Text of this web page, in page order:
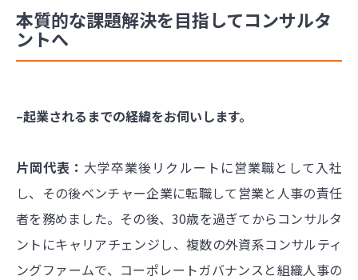
本質的な課題解決を目指してコンサルタ
ントへ
–起業されるまでの経緯をお伺いします。
片岡代表： 大学卒業後リクルートに営業職として入社
し、その後ベンチャー企業に転職して営業と人事の責任
者を務めました。その後、30歳を過ぎてからコンサルタ
ントにキャリアチェンジし、複数の外資系コンサルティ
ングファームで、コーポレートガバナンスと組織人事の